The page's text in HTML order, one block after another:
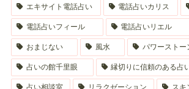
エキサイト電話占い 電話占いカリス
電話占いフィール 電話占いリエル
おまじない 風水 パワーストー
占いの館千里眼 縁切りに信頼のある占
占い相談室 リラクゼーション スキ